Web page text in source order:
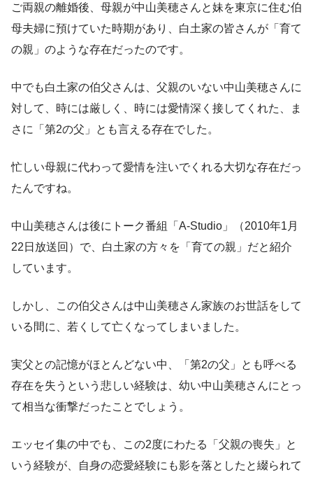
ご両親の離婚後、母親が中山美穂さんと妹を東京に住む伯
母夫婦に預けていた時期があり、白土家の皆さんが「育て
の親」のような存在だったのです。
中でも白土家の伯父さんは、父親のいない中山美穂さんに
対して、時には厳しく、時には愛情深く接してくれた、ま
さに「第2の父」とも言える存在でした。
忙しい母親に代わって愛情を注いでくれる大切な存在だっ
たんですね。
中山美穂さんは後にトーク番組「A-Studio」（2010年1月
22日放送回）で、白土家の方々を「育ての親」だと紹介
しています。
しかし、この伯父さんは中山美穂さん家族のお世話をして
いる間に、若くして亡くなってしまいました。
実父との記憶がほとんどない中、「第2の父」とも呼べる
存在を失うという悲しい経験は、幼い中山美穂さんにとっ
て相当な衝撃だったことでしょう。
エッセイ集の中でも、この2度にわたる「父親の喪失」と
いう経験が、自身の恋愛経験にも影を落としたと綴られて